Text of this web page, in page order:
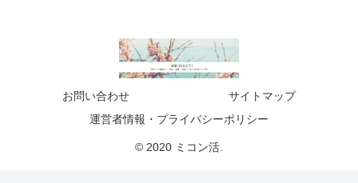
お問い合わせ
サイトマップ
運営者情報・プライバシーポリシー
© 2020 ミコン活.